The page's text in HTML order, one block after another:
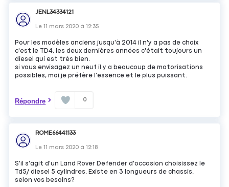
JENL34334121
Le11 mars 2020 à12:35
Pour les modèles anciens jusqu'à 2014 il n'y a pas de choix
c'est le TD4, les deux dernières années c'était toujours un
diesel qui est très bien.
si vous envisagez un neuf il y a beaucoup de motorisations
possibles, moi je préfère l'essence et le plus puissant.
Répondre 0
ROME66441133
Le11 mars 2020 à12:18
S'il s'agit d'un Land Rover Defender d'occasion choisissez le
Td5/ diesel 5 cylindres. Existe en 3 longueurs de chassis.
selon vos besoins?